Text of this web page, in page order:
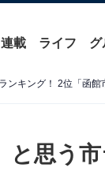
連載 ライフ グ
ンキング！ 2位「函館
と思う